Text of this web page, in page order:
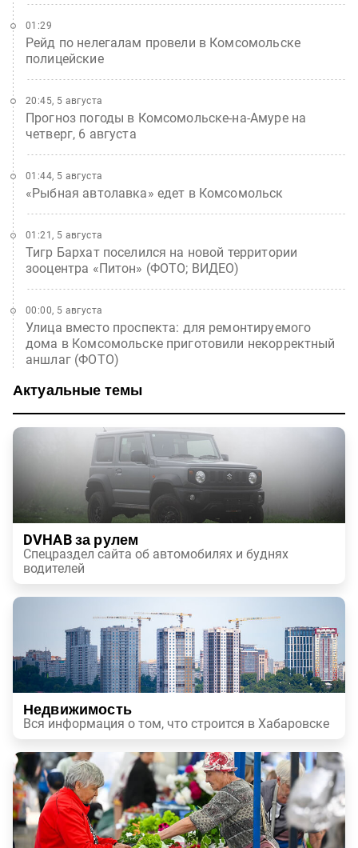
Рейд по нелегалам провели в Комсомольске
полицейские
01:29
Прогноз погоды в Комсомольске-на-Амуре на
четверг, 6 августа
20:45, 5 августа
«Рыбная автолавка» едет в Комсомольск
01:44, 5 августа
Тигр Бархат поселился на новой территории
зооцентра «Питон» (ФОТО; ВИДЕО)
01:21, 5 августа
Улица вместо проспекта: для ремонтируемого
дома в Комсомольске приготовили некорректный
аншлаг (ФОТО)
00:00, 5 августа
Актуальные темы
DVHAB за рулем
Спецраздел сайта об автомобилях и буднях
водителей
Недвижимость
Вся информация о том, что строится в Хабаровске